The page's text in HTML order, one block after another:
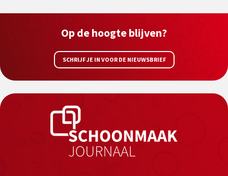
Op de hoogte blijven?
SCHRIJF JE IN VOOR DE NIEUWSBRIEF